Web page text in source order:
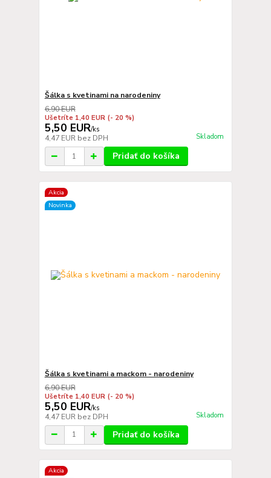
Šálka s kvetinami na narodeniny
6,90 EUR
Ušetríte 1,40 EUR (- 20 %)
5,50 EUR/ks
4,47 EUR bez DPH Skladom
Pridať do košíka
Akcia
Novinka
Šálka s kvetinami a mackom - narodeniny
6,90 EUR
Ušetríte 1,40 EUR (- 20 %)
5,50 EUR/ks
4,47 EUR bez DPH Skladom
Pridať do košíka
Akcia